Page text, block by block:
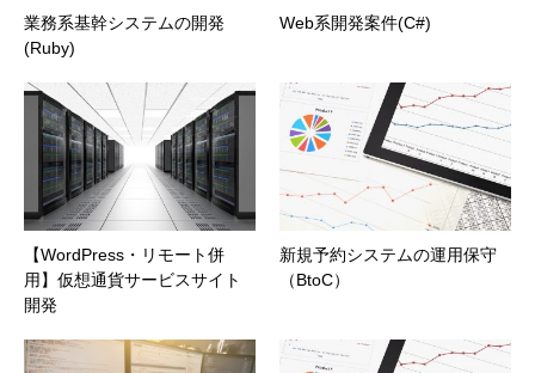
業務系基幹システムの開発
(Ruby)
Web系開発案件(C#)
【WordPress・リモート併
用】仮想通貨サービスサイト
開発
新規予約システムの運用保守
（BtoC）